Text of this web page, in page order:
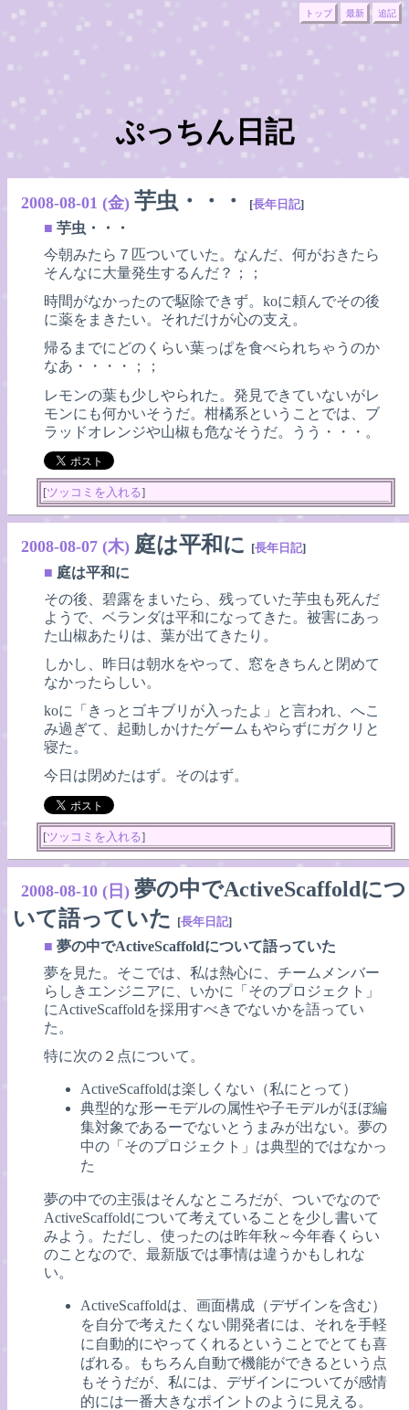
トップ 最新 追記
ぷっちん日記
2008-08-01 (金) 芋虫・・・ [長年日記]
■ 芋虫・・・
今朝みたら７匹ついていた。なんだ、何がおきたら
そんなに大量発生するんだ？；；
時間がなかったので駆除できず。koに頼んでその後
に薬をまきたい。それだけが心の支え。
帰るまでにどのくらい葉っぱを食べられちゃうのか
なあ・・・・；；
レモンの葉も少しやられた。発見できていないがレ
モンにも何かいそうだ。柑橘系ということでは、ブ
ラッドオレンジや山椒も危なそうだ。うう・・・。
[ツッコミを入れる]
2008-08-07 (木) 庭は平和に [長年日記]
■ 庭は平和に
その後、碧露をまいたら、残っていた芋虫も死んだ
ようで、ベランダは平和になってきた。被害にあっ
た山椒あたりは、葉が出てきたり。
しかし、昨日は朝水をやって、窓をきちんと閉めて
なかったらしい。
koに「きっとゴキブリが入ったよ」と言われ、へこ
み過ぎて、起動しかけたゲームもやらずにガクリと
寝た。
今日は閉めたはず。そのはず。
[ツッコミを入れる]
2008-08-10 (日) 夢の中でActiveScaffoldにつ
いて語っていた
[長年日記]
■ 夢の中でActiveScaffoldについて語っていた
夢を見た。そこでは、私は熱心に、チームメンバー
らしきエンジニアに、いかに「そのプロジェクト」
にActiveScaffoldを採用すべきでないかを語ってい
た。
特に次の２点について。
ActiveScaffoldは楽しくない（私にとって）
典型的な形ーモデルの属性や子モデルがほぼ編
集対象であるーでないとうまみが出ない。夢の
中の「そのプロジェクト」は典型的ではなかっ
た
夢の中での主張はそんなところだが、ついでなので
ActiveScaffoldについて考えていることを少し書いて
みよう。ただし、使ったのは昨年秋～今年春くらい
のことなので、最新版では事情は違うかもしれな
い。
ActiveScaffoldは、画面構成（デザインを含む）
を自分で考えたくない開発者には、それを手軽
に自動的にやってくれるということでとても喜
ばれる。もちろん自動で機能ができるという点
もそうだが、私には、デザインについてが感情
的には一番大きなポイントのように見える。